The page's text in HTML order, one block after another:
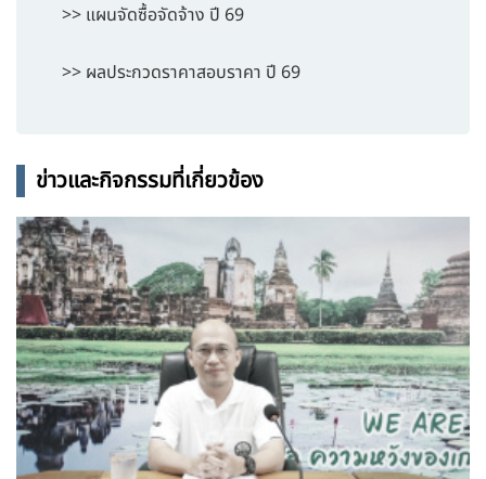
>> แผนจัดซื้อจัดจ้าง ปี 69
>> ผลประกวดราคาสอบราคา ปี 69
ข่าวและกิจกรรมที่เกี่ยวข้อง